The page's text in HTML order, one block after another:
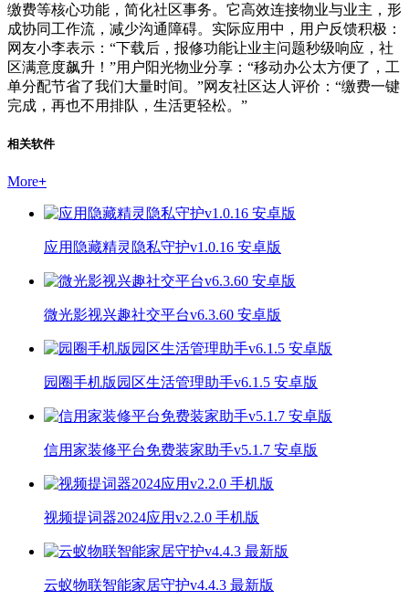
缴费等核心功能，简化社区事务。它高效连接物业与业主，形
成协同工作流，减少沟通障碍。实际应用中，用户反馈积极：
网友小李表示：“下载后，报修功能让业主问题秒级响应，社
区满意度飙升！”用户阳光物业分享：“移动办公太方便了，工
单分配节省了我们大量时间。”网友社区达人评价：“缴费一键
完成，再也不用排队，生活更轻松。”
相关软件
More+
应用隐藏精灵隐私守护v1.0.16 安卓版
微光影视兴趣社交平台v6.3.60 安卓版
园圈手机版园区生活管理助手v6.1.5 安卓版
信用家装修平台免费装家助手v5.1.7 安卓版
视频提词器2024应用v2.2.0 手机版
云蚁物联智能家居守护v4.4.3 最新版